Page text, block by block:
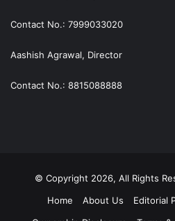
Contact No.: 7999033020
Aashish Agrawal, Director
Contact No.: 8815088888
© Copyright 2026, All Rights
Home
About Us Editorial